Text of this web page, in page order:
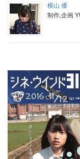
横山 優
制作,企画